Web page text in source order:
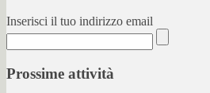
Inserisci il tuo indirizzo email
Prossime attività